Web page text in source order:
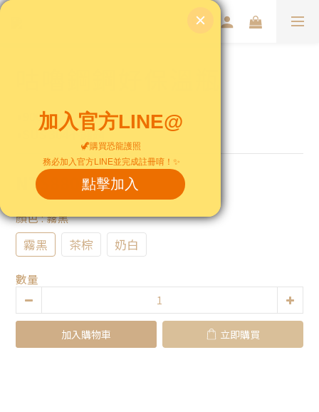
◗900ml
◗SUS 304不鏽鋼
NT$880
顏色: 霧黑
霧黑 茶棕 奶白
數量
加入購物車 立即購買